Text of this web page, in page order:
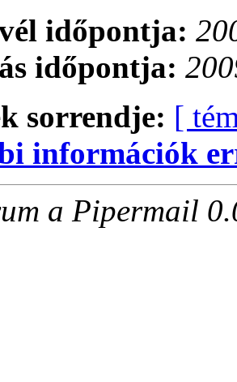
időpontja:
időpontja:
sorrendje: [
információk
a Pipermail